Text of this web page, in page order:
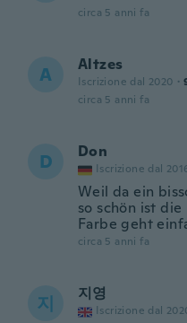
circa 5 anni fa
A Altzes
Iscrizione dal 2020 ·
circa 5 anni fa
D Don
Iscrizione dal
Weil da ein
so schön ist
Farbe geht
circa 5 anni fa
지 지영
Iscrizione dal